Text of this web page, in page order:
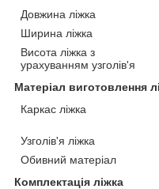
Довжина ліжка
Ширина ліжка
Висота ліжка з
урахуванням узголів'я
Матеріал виготовлення
Каркас ліжка
Узголів'я ліжка
Обивний матеріал
Комплектація ліжка